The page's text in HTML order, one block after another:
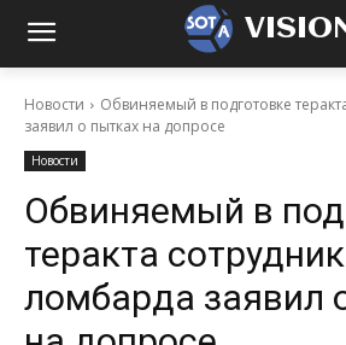
Новости
Обвиняемый в подготовке
заявил о пытках на допросе
Новости
Обвиняемый в
теракта сотрудник
ломбарда заявил